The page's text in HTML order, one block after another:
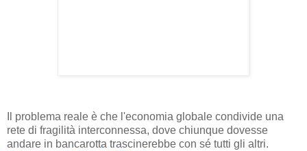
Il problema reale è che l'economia globale condivide una
rete di fragilità interconnessa, dove chiunque dovesse
andare in bancarotta trascinerebbe con sé tutti gli altri.